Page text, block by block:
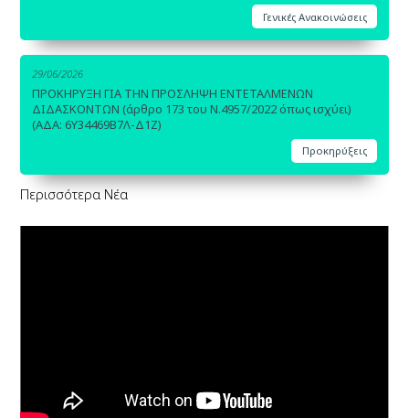
Γενικές Ανακοινώσεις
29/06/2026
ΠΡΟΚΗΡΥΞΗ ΓΙΑ ΤΗΝ ΠΡΟΣΛΗΨΗ ΕΝΤΕΤΑΛΜΕΝΩΝ
ΔΙΔΑΣΚΟΝΤΩΝ (άρθρο 173 του Ν.4957/2022 όπως ισχύει)
(ΑΔΑ: 6Υ34469Β7Λ-Δ1Ζ)
Προκηρύξεις
Περισσότερα Νέα